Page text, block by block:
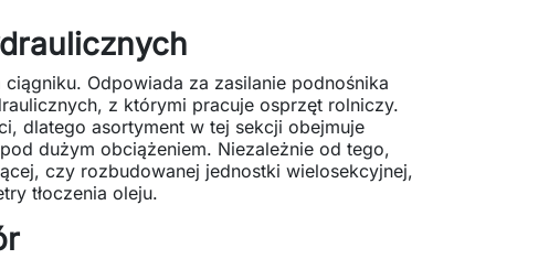
Odpowiada za zasilanie podnośnika
z którymi pracuje osprzęt rolniczy.
dlatego asortyment w tej sekcji obejmuje
dużym obciążeniem. Niezależnie od tego,
czy rozbudowanej jednostki wielosekcyjnej,
tłoczenia oleju.